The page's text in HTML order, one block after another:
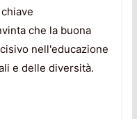
che la buona
nell'educazione
e delle diversità.